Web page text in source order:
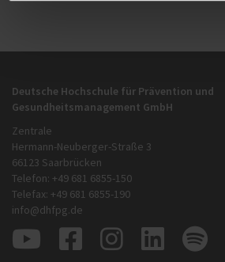
Deutsche Hochschule für Prävention und
Gesundheitsmanagement GmbH
Zentrale
Hermann-Neuberger-Straße 3
66123 Saarbrücken
Telefon: +49 681 6855-150
Telefax: +49 681 6855-190
info@dhfpg.de